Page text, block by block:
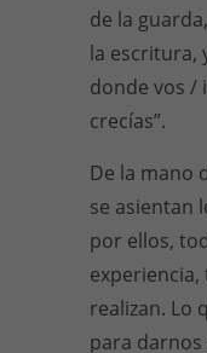
de la
la escritura,
donde vos /
crecías”.
De la mano
se asientan
por ellos,
realizan. Lo
para darnos